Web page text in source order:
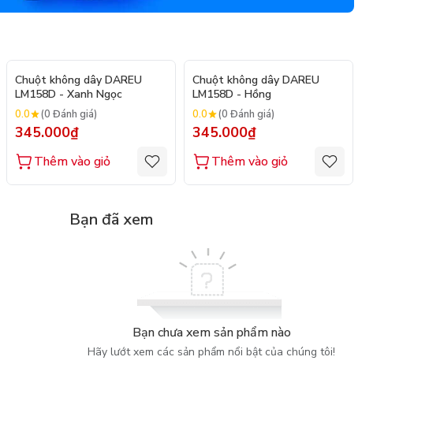
Chuột không dây DAREU
LM158D - Xanh Ngọc
0.0 (0 Đánh giá)
345.000₫
Thêm vào giỏ
Chuột không dây DAREU
LM158D - Hồng
0.0 (0 Đánh giá)
345.000₫
Thêm vào giỏ
Bạn đã xem
Bạn chưa xem sản phẩm nào
Hãy lướt xem các sản phẩm nổi bật của chúng tôi!